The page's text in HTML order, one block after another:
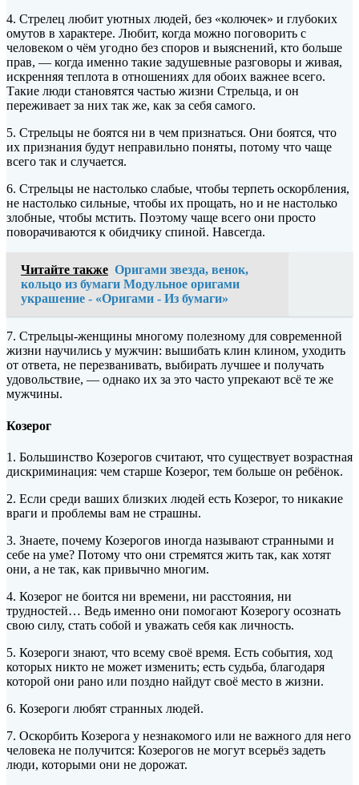
4. Стрелец любит уютных людей, без «колючек» и глубоких
омутов в характере. Любит, когда можно поговорить с
человеком о чём угодно без споров и выяснений, кто больше
прав, — когда именно такие задушевные разговоры и живая,
искренняя теплота в отношениях для обоих важнее всего.
Такие люди становятся частью жизни Стрельца, и он
переживает за них так же, как за себя самого.
5. Стрельцы не боятся ни в чем признаться. Они боятся, что
их признания будут неправильно поняты, потому что чаще
всего так и случается.
6. Стрельцы не настолько слабые, чтобы терпеть оскорбления,
не настолько сильные, чтобы их прощать, но и не настолько
злобные, чтобы мстить. Поэтому чаще всего они просто
поворачиваются к обидчику спиной. Навсегда.
Читайте также Оригами звезда, венок,
кольцо из бумаги Модульное оригами
украшение - «Оригами - Из бумаги»
7. Стрельцы-женщины многому полезному для современной
жизни научились у мужчин: вышибать клин клином, уходить
от ответа, не перезванивать, выбирать лучшее и получать
удовольствие, — однако их за это часто упрекают всё те же
мужчины.
Козерог
1. Большинство Козерогов считают, что существует возрастная
дискриминация: чем старше Козерог, тем больше он ребёнок.
2. Если среди ваших близких людей есть Козерог, то никакие
враги и проблемы вам не страшны.
3. Знаете, почему Козерогов иногда называют странными и
себе на уме? Потому что они стремятся жить так, как хотят
они, а не так, как привычно многим.
4. Козерог не боится ни времени, ни расстояния, ни
трудностей… Ведь именно они помогают Козерогу осознать
свою силу, стать собой и уважать себя как личность.
5. Козероги знают, что всему своё время. Есть события, ход
которых никто не может изменить; есть судьба, благодаря
которой они рано или поздно найдут своё место в жизни.
6. Козероги любят странных людей.
7. Оскорбить Козерога у незнакомого или не важного для него
человека не получится: Козерогов не могут всерьёз задеть
люди, которыми они не дорожат.